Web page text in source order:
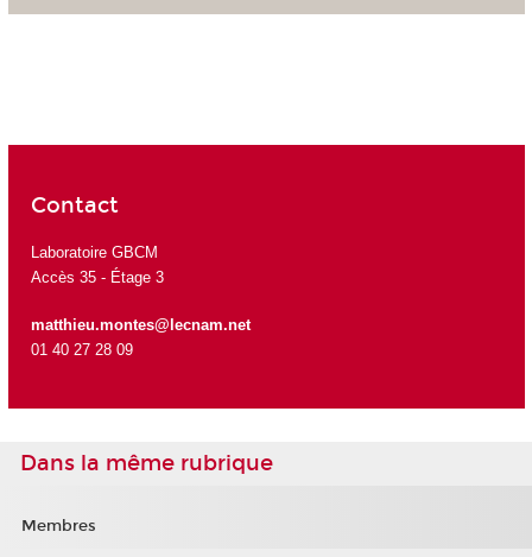
Contact
Laboratoire GBCM
Accès 35 - Étage 3
matthieu.montes@lecnam.net
01 40 27 28 09
Dans la même rubrique
Membres